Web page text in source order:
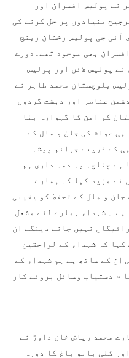
نے پولیس افسران اور
بنیادوں پر حل کرنے کی
آئی جی پولیس رخشان رینج
بھی موجود تھے۔دورے
پولیس لائن اور پولیس
بلوچستان محمد طاہر نے
عناصر اور دہشت گردوں
کو امن کا گہوارہ بنا
عوام کی جان و مال کے
کے ذریعے جرائم پیشہ
ہے چناچہ یہ ذمہ داری ہم
نے مزید کہا کہ ہمارے
جان و مال کے تحفظ کو یقینی
ہے ۔ شہداء ہمارے لئے مشعل
نہیں جانے دینگے ان
کہ شہداء کے لواحقین
ان کے ساتھ ہے ہم شہداء کے
م دستیاب وسائل بروئے کار
زیارت محمد ریاض خان داوڑ نے
کلی بانو باغ کا دورہ